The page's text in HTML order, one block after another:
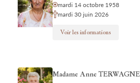
mardi 14 octobre 1958
mardi 30 juin 2026
Voir les informations
Madame Anne TERWAGNE